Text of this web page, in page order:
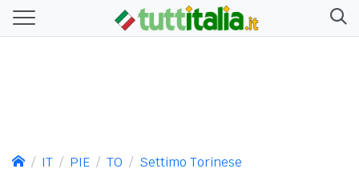
IT PIE TO Settimo Torinese